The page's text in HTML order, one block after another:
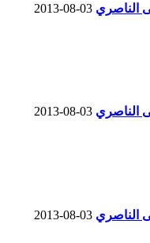
الناصري
الناصري
الناصري